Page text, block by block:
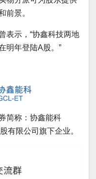
前景。
表示，“协鑫科技两地
明年登陆A股。”
简称：协鑫能科
有限公司旗下企业。